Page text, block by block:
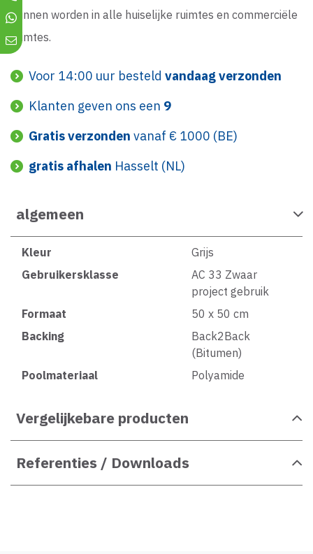
kunnen worden in alle huiselijke ruimtes en commerciële
ruimtes.
Voor 14:00 uur besteld vandaag verzonden
Klanten geven ons een 9
Gratis verzonden vanaf € 1000 (BE)
gratis afhalen Hasselt (NL)
algemeen
Kleur
Grijs
Gebruikersklasse
AC 33 Zwaar
project gebruik
Formaat
50 x 50 cm
Backing
Back2Back
(Bitumen)
Poolmateriaal
Polyamide
Vergelijkebare producten
Referenties / Downloads